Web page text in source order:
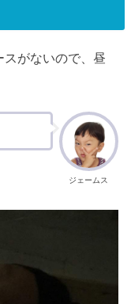
スがないので、昼
ジェームス